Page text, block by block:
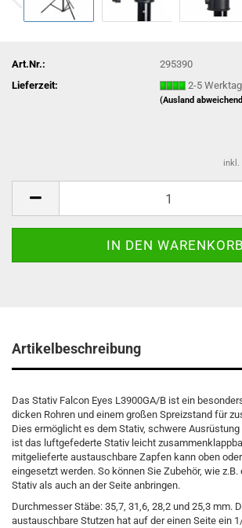
Art.Nr.:
295390
Lieferzeit:
2-5
(Ausland
inkl.
Artikelbeschreibung
Das Stativ Falcon Eyes L3900GA/B ist ein
dicken Rohren und einem großen Spreizstand für
Dies ermöglicht es dem Stativ, schwere
ist das luftgefederte Stativ leicht
mitgelieferte austauschbare Zapfen kann oben
eingesetzt werden. So können Sie Zubehör, wie
Stativ als auch an der Seite anbringen.
Durchmesser Stäbe: 35,7, 31,6, 28,2 und 25,3 mm.
austauschbare Stutzen hat auf der einen Seite ein